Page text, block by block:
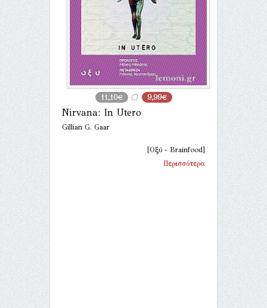
11,10€ 9,99€
Nirvana: In Utero
Gillian G. Gaar
[Οξύ - Brainfood]
Περισσότερα